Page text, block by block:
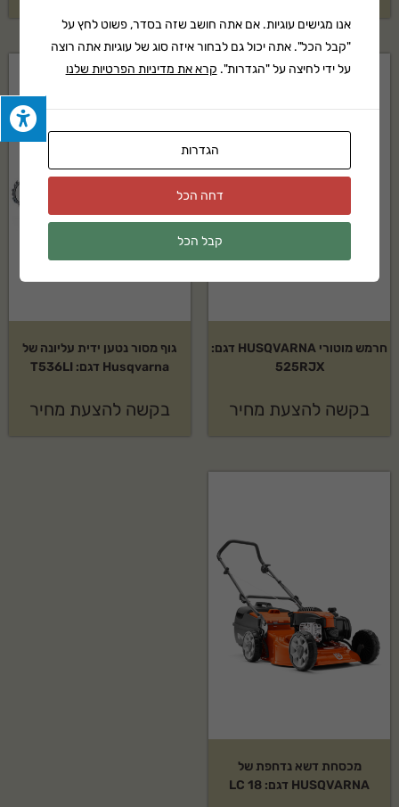
חרמש מוטורי HUSQVARNA דגם:
525RJX
בקשה להצעת מחיר
גוף מסור נטען ידית עליונה של
Husqvarna דגם: T536LI
בקשה להצעת מחיר
מכסחת דשא נדחפת של
HUSQVARNA דגם: LC 18
אנו מגישים עוגיות. אם אתה חושב שזה בסדר, פשוט לחץ על
"קבל הכל". אתה יכול גם לבחור איזה סוג של עוגיות אתה רוצה
על ידי לחיצה על "הגדרות". קרא את מדיניות הפרטיות שלנו
הגדרות
דחה הכל
קבל הכל